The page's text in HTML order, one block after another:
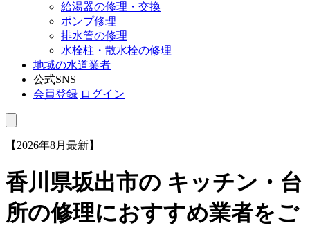
給湯器の修理・交換
ポンプ修理
排水管の修理
水栓柱・散水栓の修理
地域の水道業者
公式SNS
会員登録 ログイン
【2026年8月最新】
香川県坂出市の キッチン・台
所の修理におすすめ業者をご